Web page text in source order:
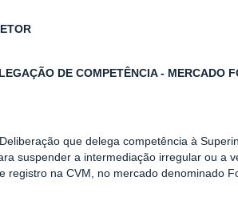
DE COMPETÊNCIA - MERCADO
que delega competência à
suspender a intermediação irregular ou a
registro na CVM, no mercado denominado